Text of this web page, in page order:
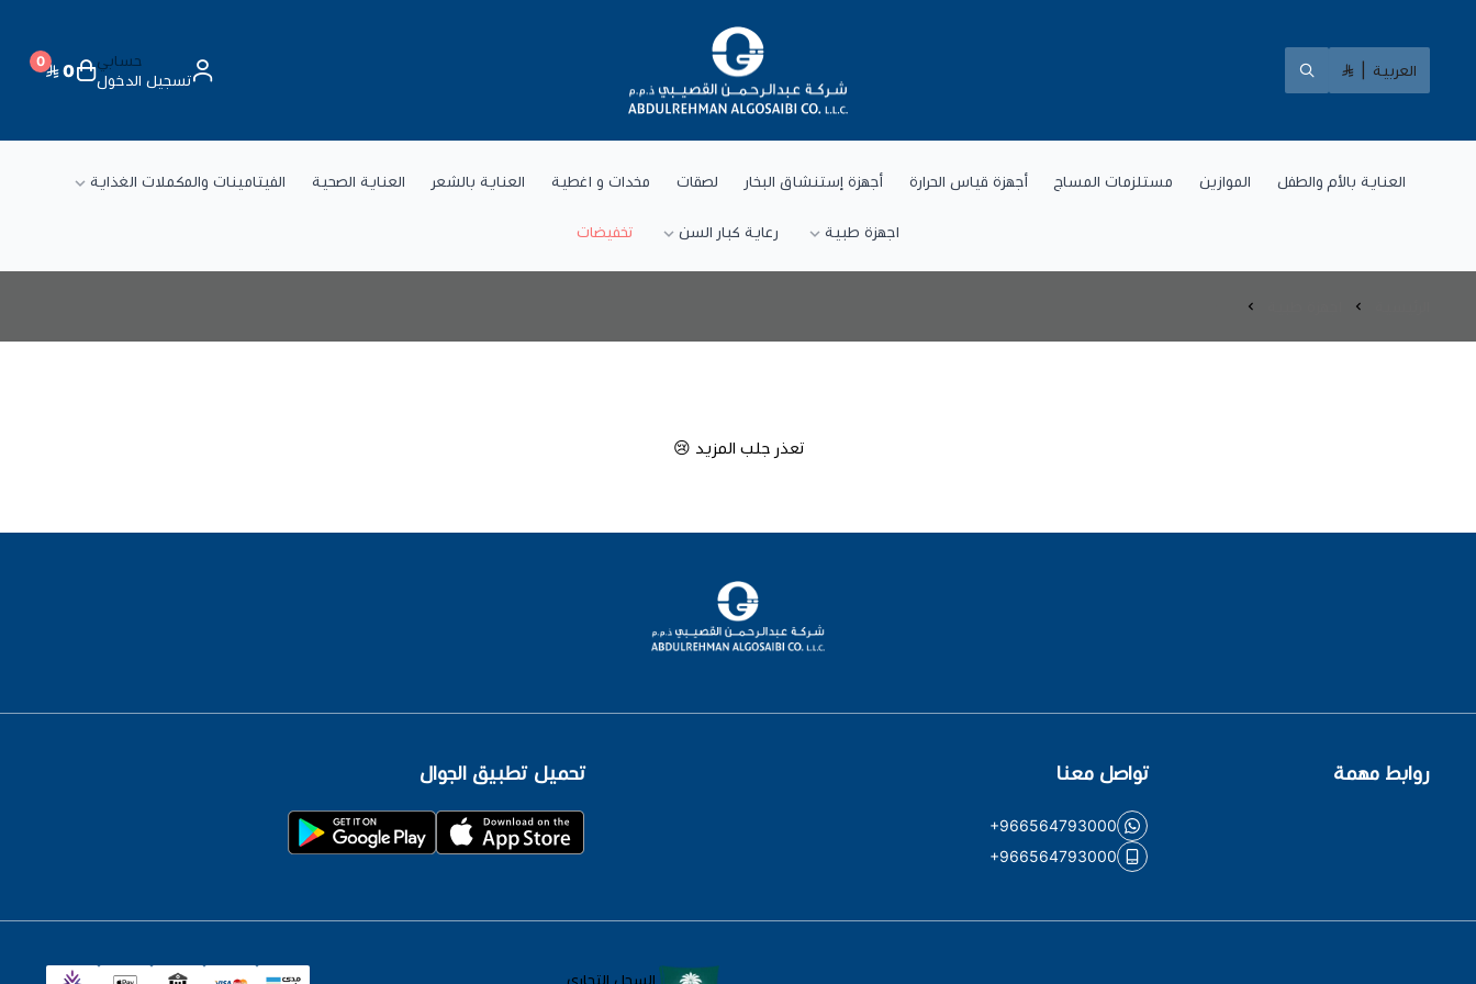
العربية
شركة عبد الرحمن القصيبي للتجارة العامة
حسابي
تسجيل الدخول
0
0
العناية بالأم والطفل الموازين مستلزمات المساج أجهزة قياس الحرارة أجهزة إستنشاق البخار لصقات مخدات و اغطية العناية بالشعر العناية الصحية الفيتامينات والمكملات الغذاية
اجهزة طبية رعاية كبار السن تخفيضات
تعذر جلب المزيد 😢
روابط مهمة تواصل معنا
+966564793000
+966564793000
تحميل تطبيق الجوال
السجل التجاري